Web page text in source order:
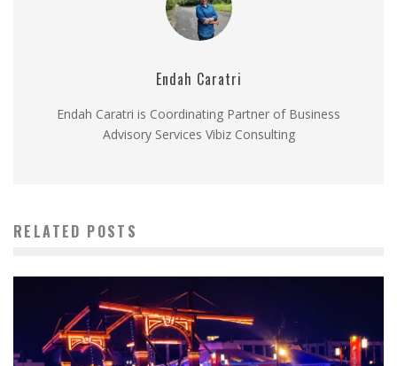
Endah Caratri
Endah Caratri is Coordinating Partner of Business
Advisory Services Vibiz Consulting
RELATED POSTS